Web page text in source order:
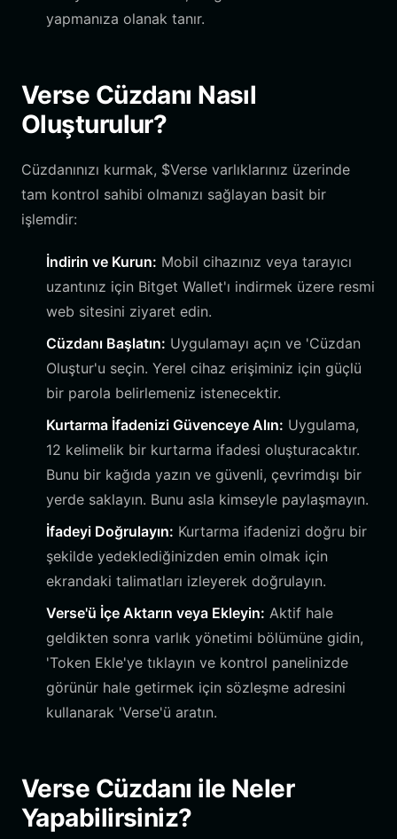
yapmanıza olanak tanır.
Verse Cüzdanı Nasıl
Oluşturulur?
Cüzdanınızı kurmak, $Verse varlıklarınız üzerinde
tam kontrol sahibi olmanızı sağlayan basit bir
işlemdir:
İndirin ve Kurun: Mobil cihazınız veya tarayıcı
uzantınız için Bitget Wallet'ı indirmek üzere resmi
web sitesini ziyaret edin.
Cüzdanı Başlatın: Uygulamayı açın ve 'Cüzdan
Oluştur'u seçin. Yerel cihaz erişiminiz için güçlü
bir parola belirlemeniz istenecektir.
Kurtarma İfadenizi Güvenceye Alın: Uygulama,
12 kelimelik bir kurtarma ifadesi oluşturacaktır.
Bunu bir kağıda yazın ve güvenli, çevrimdışı bir
yerde saklayın. Bunu asla kimseyle paylaşmayın.
İfadeyi Doğrulayın: Kurtarma ifadenizi doğru bir
şekilde yedeklediğinizden emin olmak için
ekrandaki talimatları izleyerek doğrulayın.
Verse'ü İçe Aktarın veya Ekleyin: Aktif hale
geldikten sonra varlık yönetimi bölümüne gidin,
'Token Ekle'ye tıklayın ve kontrol panelinizde
görünür hale getirmek için sözleşme adresini
kullanarak 'Verse'ü aratın.
Verse Cüzdanı ile Neler
Yapabilirsiniz?